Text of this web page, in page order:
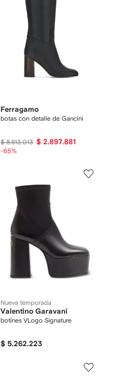
Ferragamo
botas con detalle de Gancini
$ 8.813.013 $ 2.897.881
-65%
Nueva temporada
Valentino Garavani
botines VLogo Signature
$ 5.262.223